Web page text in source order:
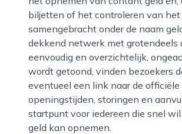
biljetten of het controleren van
samengebracht onder de naam
dekkend netwerk met
eenvoudig en overzichtelijk,
wordt getoond, vinden bezoekers
eventueel een link naar de
openingstijden, storingen en
startpunt voor iedereen die snel
geld kan opnemen.